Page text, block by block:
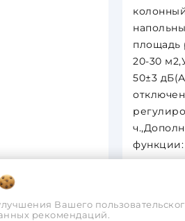
площадь
20-30
50±3
50
Вашего
рекомендаций.